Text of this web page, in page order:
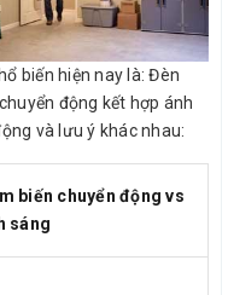
biến hiện nay là: Đèn
động kết hợp ánh
và lưu ý khác nhau:
biến chuyển động vs
sáng